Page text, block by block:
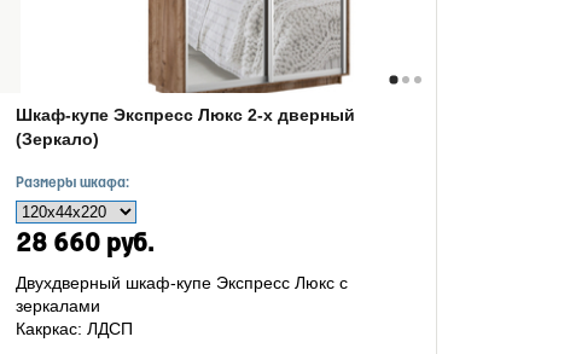
Шкаф-купе Экспресс Люкс 2-х дверный
(Зеркало)
Размеры шкафа:
28 660 руб.
Двухдверный шкаф-купе Экспресс Люкс с
зеркалами
Какркас: ЛДСП